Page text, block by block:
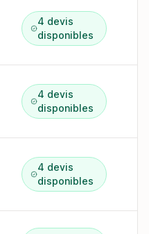
4 devis
disponibles
4 devis
disponibles
4 devis
disponibles